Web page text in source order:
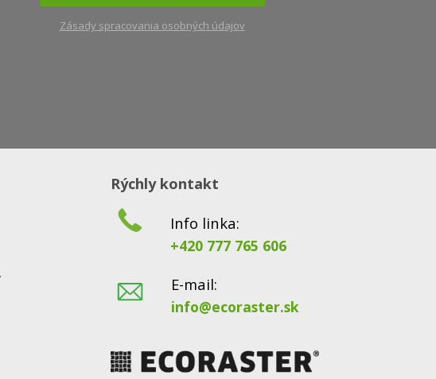
Zásady spracovania osobných údajov
Rýchly kontakt
Info linka:
+420 777 765 606
E-mail:
info@ecoraster.sk